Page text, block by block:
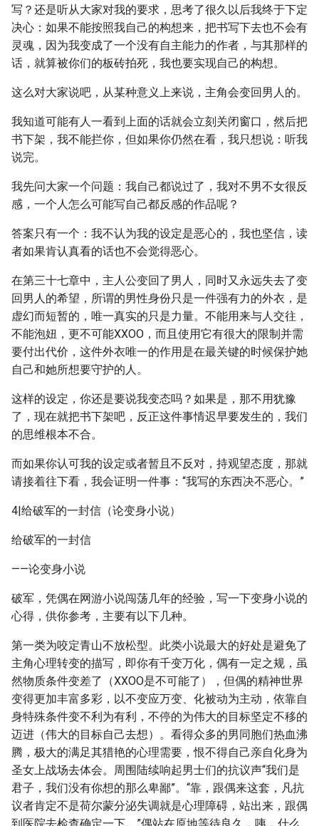
写？还是听从大家对我的要求，思考了很久以后我终于下定
决心：如果不能按照我自己的构想来，把书写下去也不会有
灵魂，因为我变成了一个没有自主能力的作者，与其那样的
话，就算被你们的板砖拍死，我也要实现自己的构想。
这么对大家说吧，从某种意义上来说，主角会变回男人的。
我知道可能有人一看到上面的话就会立刻关闭窗口，然后把
书下架，我不能拦你，但如果你仍然在看，我只想说：听我
说完。
我先问大家一个问题：我自己都说过了，我对不男不女很反
感，一个人怎么可能写自己都反感的作品呢？
答案只有一个：我不认为我的设定是恶心的，我也坚信，读
者如果肯认真看的话也不会觉得恶心。
在第三十七章中，主人公变回了男人，同时又永远失去了变
回男人的希望，所谓的男性身份只是一件强有力的外衣，是
虚幻而短暂的，唯一真实的只是力量。不能用来与人交往，
不能泡妞，更不可能XXOO，而且使用它有很大的限制并需
要付出代价，这件外衣唯一的作用是在最关键的时候保护她
自己和她所想要守护的人。
这样的设定，你还是要说我变态吗？如果是，那不用犹豫
了，现在就把书下架吧，反正这件事情迟早要发生的，我们
的思维根本不合。
而如果你认可我的设定或者暂且不反对，持观望态度，那就
请接着往下看，我会证明一件事：“我写的东西决不恶心。”
4|给破军的一封信（论变身小说）
给破军的一封信
——论变身小说
破军，凭偶在网游小说闯荡几年的经验，写一下变身小说的
心得，供你参考，主要有以下几种。
第一类为咬定青山不放松型。此类小说最大的好处是避免了
主角心理转变的描写，即你有千变万化，偶有一定之规，虽
然物质条件变差了（XXOO是不可能了），但偶的精神世界
变得更加丰富多彩，以不变应万变、化被动为主动，依靠自
身特殊条件变不利为有利，不停的为伟大的目标坚定不移的
迈进（伟大的目标自己去想）。看得众多的男同胞们热血沸
腾，极大的满足其猎艳的心理需要，恨不得自己亲自化身为
圣女上战场去体会。周围陆续响起男士们的抗议声“我们是
君子，我们没有你想的那么卑鄙”。“靠，跟偶来这套，凡抗
议者肯定不是荷尔蒙分泌失调就是心理障碍，站出来，跟偶